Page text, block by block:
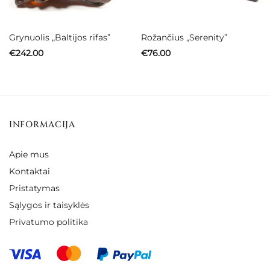
Grynuolis „Baltijos rifas”
€242.00
Rožančius „Serenity”
€76.00
INFORMACIJA
Apie mus
Kontaktai
Pristatymas
Sąlygos ir taisyklės
Privatumo politika